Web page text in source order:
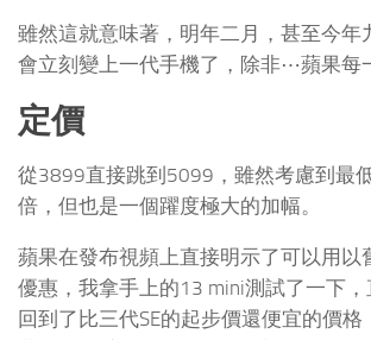
雖然這就意味著，明年二月，甚至今年
會立刻變上一代手機了，除非⋯蘋果每
定價
從3899直接跳到5099，雖然考慮到最
倍，但也是一個躍度極大的加幅。
蘋果在發布視頻上直接明示了可以用以
優惠，我拿手上的13 mini測試了一下，
回到了比三代SE的起步價還便宜的價格